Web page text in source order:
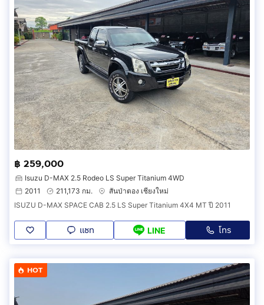
฿ 259,000
Isuzu D-MAX 2.5 Rodeo LS Super Titanium 4WD
2011
211,173 กม.
สันป่าตอง เชียงใหม่
ISUZU D-MAX SPACE CAB 2.5 LS Super Titanium 4X4 MT ปี 2011
แชท LINE โทร
HOT